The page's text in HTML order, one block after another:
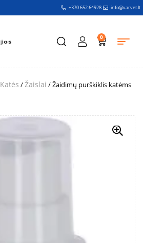
+370 652 64928 info@varvet.lt
0
Katės /Žaislai / Žaidimų purškiklis katėms